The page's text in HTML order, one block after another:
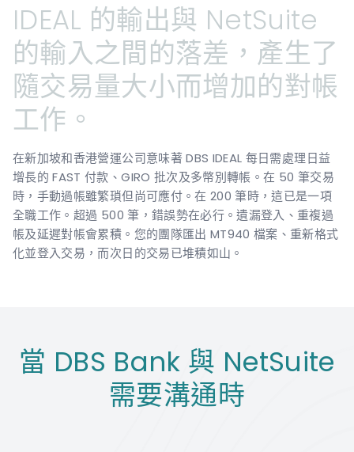
IDEAL 的輸出與 NetSuite
的輸入之間的落差，產生了
隨交易量大小而增加的對帳
工作。
在新加坡和香港營運公司意味著 DBS IDEAL 每日需處理日益
增長的 FAST 付款、GIRO 批次及多幣別轉帳。在 50 筆交易
時，手動過帳雖繁瑣但尚可應付。在 200 筆時，這已是一項
全職工作。超過 500 筆，錯誤勢在必行。遺漏登入、重複過
帳及延遲對帳會累積。您的團隊匯出 MT940 檔案、重新格式
化並登入交易，而次日的交易已堆積如山。
當 DBS Bank 與 NetSuite
需要溝通時